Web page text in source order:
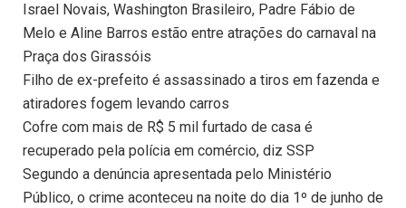
Israel Novais, Washington Brasileiro, Padre Fábio de
Melo e Aline Barros estão entre atrações do carnaval na
Praça dos Girassóis
Filho de ex-prefeito é assassinado a tiros em fazenda e
atiradores fogem levando carros
Cofre com mais de R$ 5 mil furtado de casa é
recuperado pela polícia em comércio, diz SSP
Segundo a denúncia apresentada pelo Ministério
Público, o crime aconteceu na noite do dia 1º de junho de